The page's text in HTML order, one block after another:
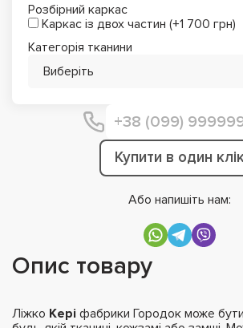
Розбірний каркас
Каркас із двох частин (+1 700 грн)
Категорія тканини
Виберіть
Купити в один
Або напишіть нам:
Опис товару
Ліжко Кері фабрики Городок може